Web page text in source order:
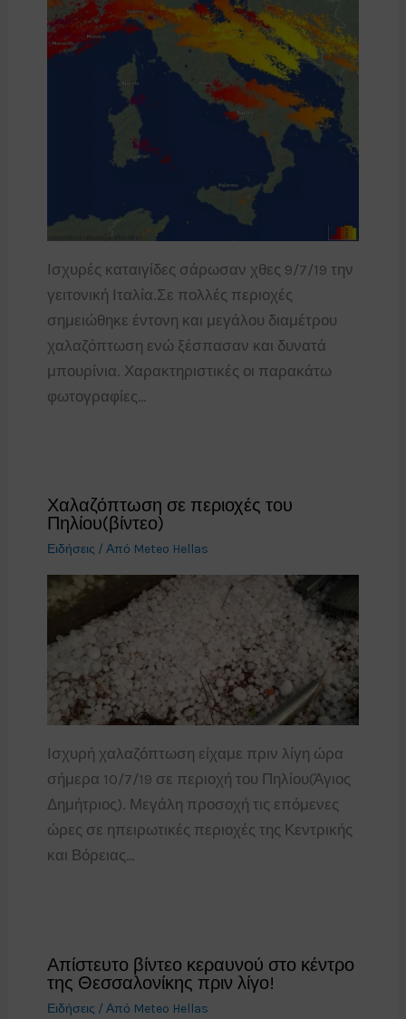
Ισχυρές καταιγίδες σάρωσαν χθες 9/7/19 την
γειτονική Ιταλία.Σε πολλές περιοχές
σημειώθηκε έντονη και μεγάλου διαμέτρου
χαλαζόπτωση ενώ ξέσπασαν και δυνατά
μπουρίνια. Χαρακτηριστικές οι παρακάτω
φωτογραφίες…
Χαλαζόπτωση σε περιοχές του
Πηλίου(βίντεο)
Ειδήσεις / Από Meteo Hellas
Ισχυρή χαλαζόπτωση είχαμε πριν λίγη ώρα
σήμερα 10/7/19 σε περιοχή του Πηλίου(Άγιος
Δημήτριος). Μεγάλη προσοχή τις επόμενες
ώρες σε ηπειρωτικές περιοχές της Κεντρικής
και Βόρειας…
Απίστευτο βίντεο κεραυνού στο κέντρο
της Θεσσαλονίκης πριν λίγο!
Ειδήσεις / Από Meteo Hellas